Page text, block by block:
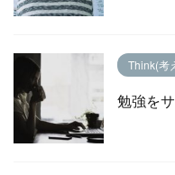
Think(考
勉強を